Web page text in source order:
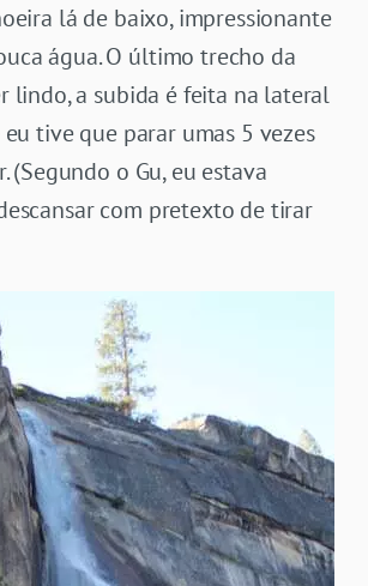
lá de baixo, impressionante
água. O último trecho da
lindo, a subida é feita na lateral
tive que parar umas 5 vezes
(Segundo o Gu, eu estava
com pretexto de tirar